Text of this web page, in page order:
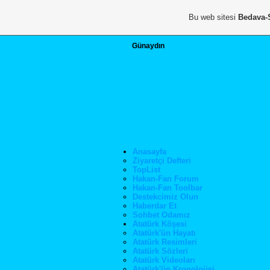
Günaydın
Anasayfa
Ziyaretçi Defteri
TopList
Hakan-Fan Forum
Hakan-Fan Toolbar
Destekcimiz Olun
Haberdar Et
Sohbet Odamız
Atatürk Köşesi
Atatürk'ün Hayatı
Atatürk Resimleri
Atatürk Sözleri
Atatürk Videoları
Bu web sitesi